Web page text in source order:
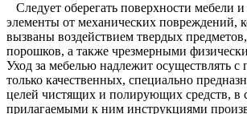
Следует оберегать поверхности мебели
элементы от механических повреждений,
вызваны воздействием твердых
порошков, а также чрезмерными
Уход за мебелью надлежит осуществлять
только качественных, специально
целей чистящих и полирующих средств, в
прилагаемыми к ним инструкциями